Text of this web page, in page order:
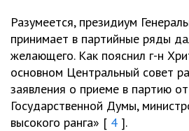
Разумеется, президиум
принимает в партийные ряды
желающего. Как пояснил г-н
основном Центральный совет
заявления о приеме в партию
Государственной Думы,
высокого ранга» [ 4 ].